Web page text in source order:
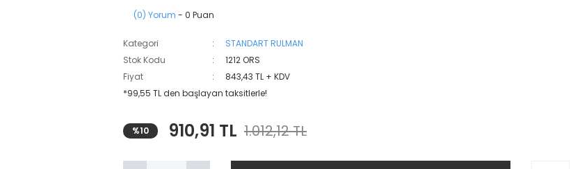
(0) Yorum - 0 Puan
Kategori
STANDART RULMAN
Stok Kodu
1212 ORS
Fiyat
843,43 TL + KDV
*99,55 TL den başlayan taksitlerle!
%10 910,91 TL 1.012,12 TL